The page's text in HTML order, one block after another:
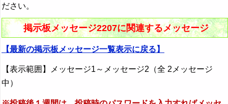
ださい。
掲示板メッセージ2207に関連するメッセージ
【最新の掲示板メッセージ一覧表示に戻る】
【表示範囲】メッセージ1～メッセージ2（全 2メッセージ
中）